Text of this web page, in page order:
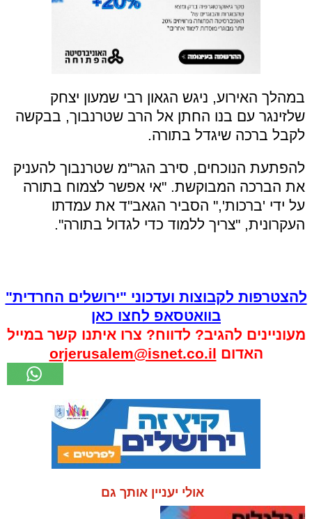
במהלך האירוע, ניגש הגאון רבי שמעון יצחק
שלזינגר עם בנו החתן אל הרב שטרנבוך, בבקשה
לקבל ברכה שיגדל בתורה.
להפתעת הנוכחים, סירב הגר"מ שטרנבוך להעניק
את הברכה המבוקשת. "אי אפשר לצמוח בתורה
על ידי 'ברכות'," הסביר הגאב"ד את עמדתו
העקרונית, "צריך ללמוד כדי לגדול בתורה".
להצטרפות לקבוצות ועדכוני "ירושלים החרדית"
בוואטסאפ לחצו כאן
מעוניינים להגיב? לדווח? צרו איתנו קשר במייל
האדום orjerusalem@isnet.co.il
אולי יעניין אותך גם